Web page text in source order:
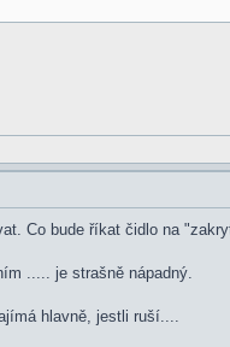
Co bude říkat čidlo na
..... je strašně nápadný.
hlavně, jestli ruší....